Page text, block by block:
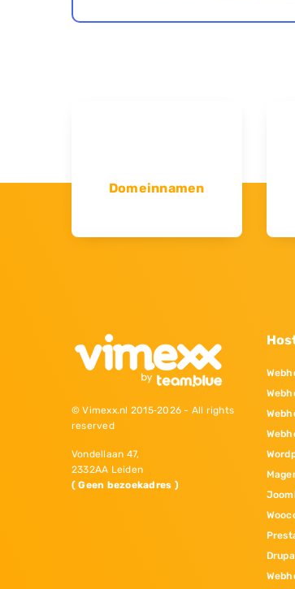
Domeinnamen
© Vimexx.nl 2015‐2026 - All rights
reserved
Vondellaan 47,
2332AA Leiden
( Geen bezoekadres )